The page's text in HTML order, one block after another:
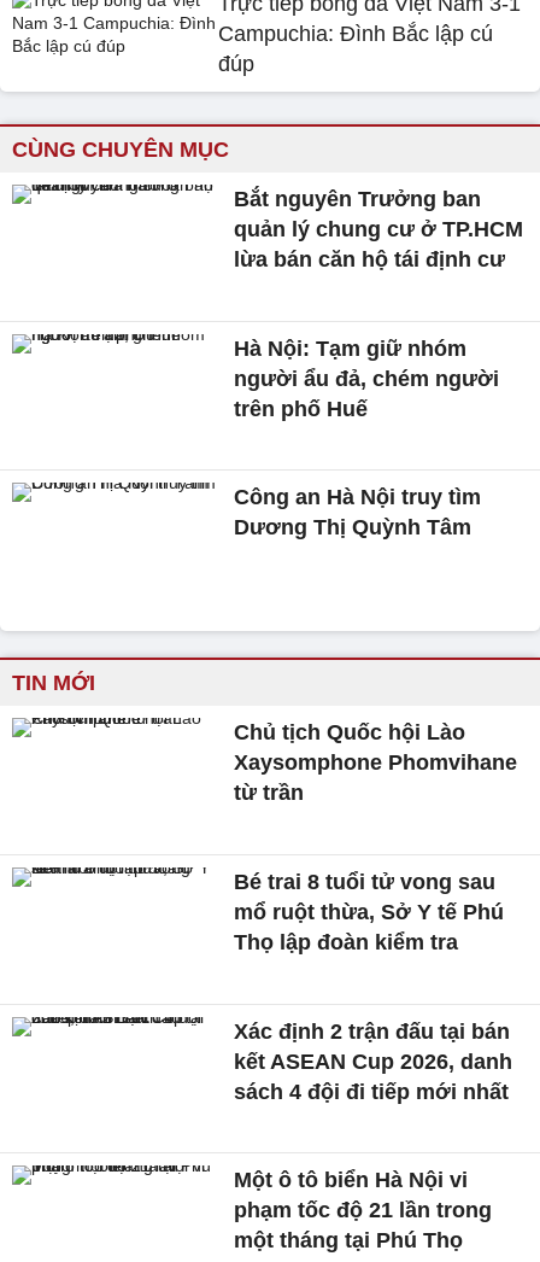
Campuchia: Đình Bắc lập cú
đúp
CÙNG CHUYÊN MỤC
Bắt nguyên Trưởng ban
quản lý chung cư ở TP.HCM
lừa bán căn hộ tái định cư
Hà Nội: Tạm giữ nhóm
người ẩu đả, chém người
trên phố Huế
Công an Hà Nội truy tìm
Dương Thị Quỳnh Tâm
TIN MỚI
Chủ tịch Quốc hội Lào
Xaysomphone Phomvihane
từ trần
Bé trai 8 tuổi tử vong sau
mổ ruột thừa, Sở Y tế Phú
Thọ lập đoàn kiểm tra
Xác định 2 trận đấu tại bán
kết ASEAN Cup 2026, danh
sách 4 đội đi tiếp mới nhất
Một ô tô biển Hà Nội vi
phạm tốc độ 21 lần trong
một tháng tại Phú Thọ